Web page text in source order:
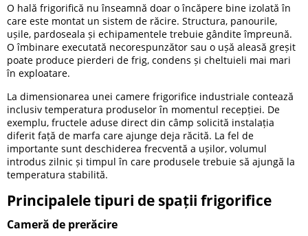
O hală frigorifică nu înseamnă doar o încăpere bine izolată în
care este montat un sistem de răcire. Structura, panourile,
ușile, pardoseala și echipamentele trebuie gândite împreună.
O îmbinare executată necorespunzător sau o ușă aleasă greșit
poate produce pierderi de frig, condens și cheltuieli mai mari
în exploatare.
La dimensionarea unei camere frigorifice industriale contează
inclusiv temperatura produselor în momentul recepției. De
exemplu, fructele aduse direct din câmp solicită instalația
diferit față de marfa care ajunge deja răcită. La fel de
importante sunt deschiderea frecventă a ușilor, volumul
introdus zilnic și timpul în care produsele trebuie să ajungă la
temperatura stabilită.
Principalele tipuri de spații frigorifice
Cameră de prerăcire